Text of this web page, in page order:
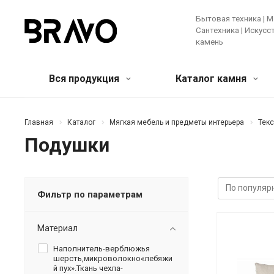
Бытовая техника |
Сантехника |
камень
Вся продукция
Мягкая мебель и предметы
Банкетки и пуфы Диваны
Лучшее предложение!
Мебель
Каталог камня
Кварцевый агломерат
Главная Каталог Мягкая мебель и предметы интерьера
Подушки
Фильтр по параметрам
Материал
Наполнитель-верблюжья
шерсть,микроволокно«лебяжи
й пух».Ткань чехла-